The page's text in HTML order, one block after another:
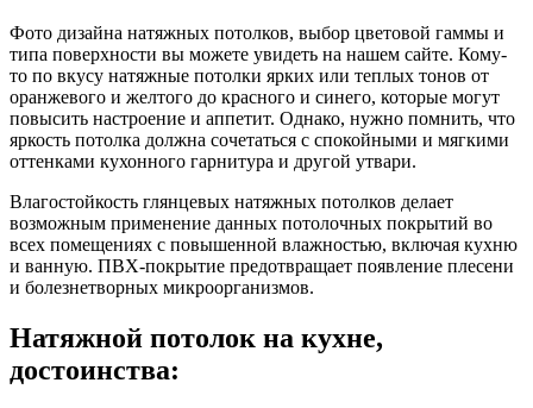
Фото дизайна натяжных потолков, выбор цветовой гаммы и
типа поверхности вы можете увидеть на нашем сайте. Кому-
то по вкусу натяжные потолки ярких или теплых тонов от
оранжевого и желтого до красного и синего, которые могут
повысить настроение и аппетит. Однако, нужно помнить, что
яркость потолка должна сочетаться с спокойными и мягкими
оттенками кухонного гарнитура и другой утвари.
Влагостойкость глянцевых натяжных потолков делает
возможным применение данных потолочных покрытий во
всех помещениях с повышенной влажностью, включая кухню
и ванную. ПВХ-покрытие предотвращает появление плесени
и болезнетворных микроорганизмов.
Натяжной потолок на кухне,
достоинства: